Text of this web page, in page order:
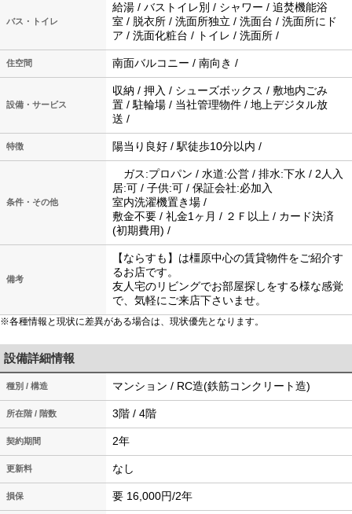
バス・トイレ
給湯 / バストイレ別 / シャワー / 追焚機能浴
室 / 脱衣所 / 洗面所独立 / 洗面台 / 洗面所にド
ア / 洗面化粧台 / トイレ / 洗面所 /
住空間 南面バルコニー / 南向き /
設備・サービス
収納 / 押入 / シューズボックス / 敷地内ごみ
置 / 駐輪場 / 当社管理物件 / 地上デジタル放
送 /
特徴 陽当り良好 / 駅徒歩10分以内 /
条件・その他
ガス:プロパン / 水道:公営 / 排水:下水 / 2人入
居:可 / 子供:可 / 保証会社:必加入
室内洗濯機置き場 /
敷金不要 / 礼金1ヶ月 / ２Ｆ以上 / カード決済
(初期費用) /
備考
【ならすも】は橿原中心の賃貸物件をご紹介す
るお店です。
友人宅のリビングでお部屋探しをする様な感覚
で、気軽にご来店下さいませ。
※各種情報と現状に差異がある場合は、現状優先となります。
設備詳細情報
種別 / 構造 マンション / RC造(鉄筋コンクリート造)
所在階 / 階数 3階 / 4階
契約期間 2年
更新料 なし
損保 要 16,000円/2年